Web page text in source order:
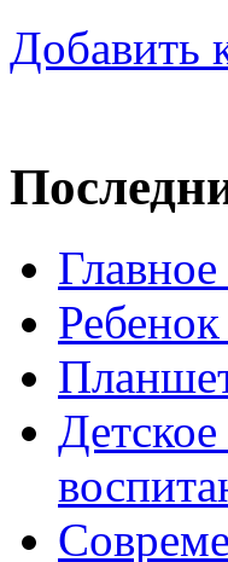
Добавить